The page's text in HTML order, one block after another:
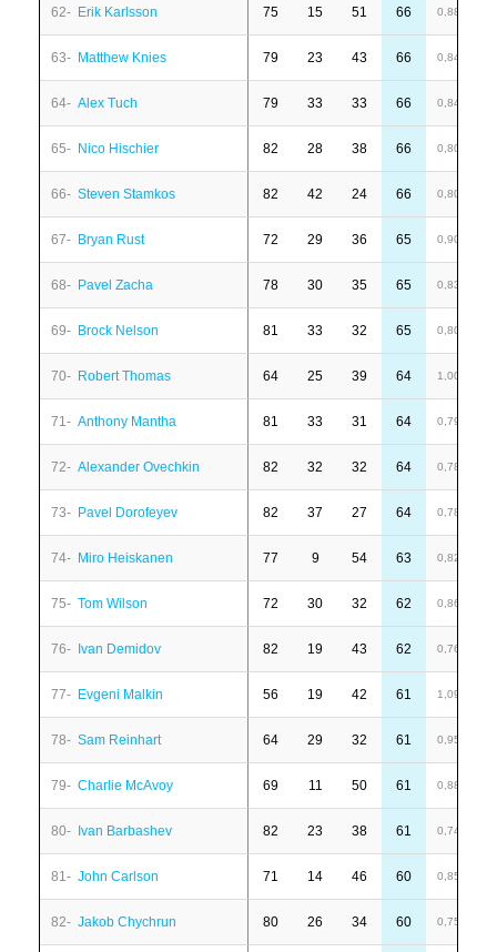
62- Erik Karlsson 75 15 51 66 0,88
63- Matthew Knies 79 23 43 66 0,84
64- Alex Tuch 79 33 33 66 0,84
65- Nico Hischier 82 28 38 66 0,80
66- Steven Stamkos 82 42 24 66 0,80
67- Bryan Rust 72 29 36 65 0,90
68- Pavel Zacha 78 30 35 65 0,83
69- Brock Nelson 81 33 32 65 0,80
70- Robert Thomas 64 25 39 64 1,00
71- Anthony Mantha 81 33 31 64 0,79
72- Alexander Ovechkin 82 32 32 64 0,78
73- Pavel Dorofeyev 82 37 27 64 0,78
74- Miro Heiskanen 77 9 54 63 0,82
75- Tom Wilson 72 30 32 62 0,86
76- Ivan Demidov 82 19 43 62 0,76
77- Evgeni Malkin 56 19 42 61 1,09
78- Sam Reinhart 64 29 32 61 0,95
79- Charlie McAvoy 69 11 50 61 0,88
80- Ivan Barbashev 82 23 38 61 0,74
81- John Carlson 71 14 46 60 0,85
82- Jakob Chychrun 80 26 34 60 0,75